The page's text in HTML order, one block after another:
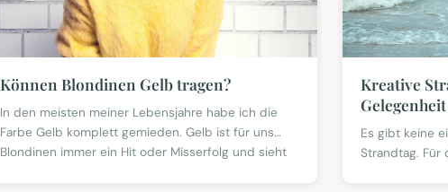
Können Blondinen Gelb tragen?
In den meisten meiner Lebensjahre habe ich die
Farbe Gelb komplett gemieden. Gelb ist für uns
Blondinen immer ein Hit oder Misserfolg und sieht
Kreative
Es gibt keine
Strandtag.